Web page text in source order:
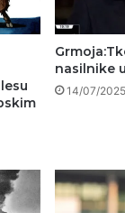
nasilnike
14/07/2025